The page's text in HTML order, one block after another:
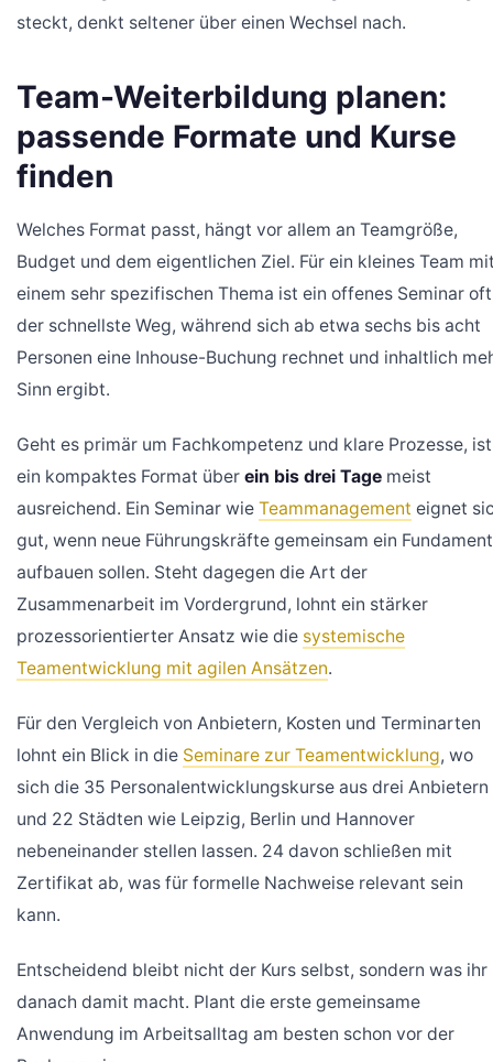
steckt, denkt seltener über einen Wechsel nach.
Team-Weiterbildung planen:
passende Formate und Kurse
finden
Welches Format passt, hängt vor allem an Teamgröße,
Budget und dem eigentlichen Ziel. Für ein kleines Team
einem sehr spezifischen Thema ist ein offenes Seminar oft
der schnellste Weg, während sich ab etwa sechs bis acht
Personen eine Inhouse-Buchung rechnet und inhaltlich
Sinn ergibt.
Geht es primär um Fachkompetenz und klare Prozesse, ist
ein kompaktes Format über ein bis drei Tage meist
ausreichend. Ein Seminar wie Teammanagement eignet
gut, wenn neue Führungskräfte gemeinsam ein Fundament
aufbauen sollen. Steht dagegen die Art der
Zusammenarbeit im Vordergrund, lohnt ein stärker
prozessorientierter Ansatz wie die systemische
Teamentwicklung mit agilen Ansätzen.
Für den Vergleich von Anbietern, Kosten und Terminarten
lohnt ein Blick in die Seminare zur Teamentwicklung, wo
sich die 35 Personalentwicklungskurse aus drei Anbietern
und 22 Städten wie Leipzig, Berlin und Hannover
nebeneinander stellen lassen. 24 davon schließen mit
Zertifikat ab, was für formelle Nachweise relevant sein
kann.
Entscheidend bleibt nicht der Kurs selbst, sondern was ihr
danach damit macht. Plant die erste gemeinsame
Anwendung im Arbeitsalltag am besten schon vor der